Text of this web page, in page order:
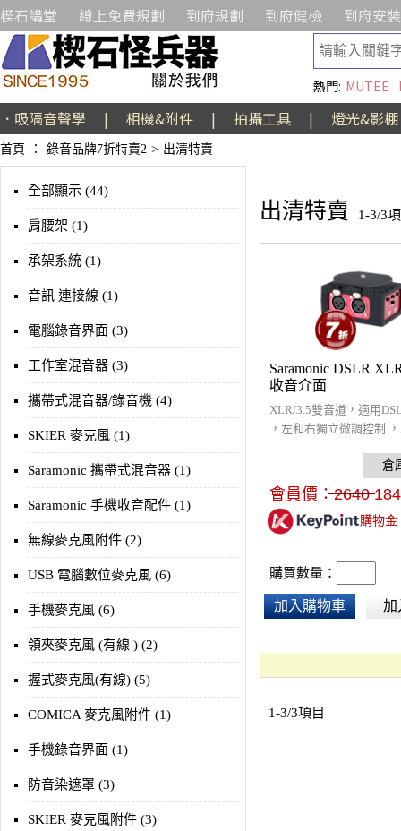
楔石講堂 線上免費規劃 到府規劃 到府健檢 到府安裝
熱門: MUTEE
．吸隔音聲學 | 相機&附件 | 拍攝工具 | 燈光&影棚
首頁 ： 錄音品牌7折特賣2 > 出清特賣
全部顯示 (44)
肩腰架 (1)
承架系統 (1)
音訊 連接線 (1)
電腦錄音界面 (3)
工作室混音器 (3)
攜帶式混音器/錄音機 (4)
SKIER 麥克風 (1)
Saramonic 攜帶式混音器 (1)
Saramonic 手機收音配件 (1)
無線麥克風附件 (2)
USB 電腦數位麥克風 (6)
手機麥克風 (6)
領夾麥克風 (有線 ) (2)
握式麥克風(有線) (5)
COMICA 麥克風附件 (1)
手機錄音界面 (1)
防音染遮罩 (3)
SKIER 麥克風附件 (3)
出清特賣 1-3/3
Saramonic DSLR
收音介面
XLR/3.5雙音道，適用
，左和右獨立微調控制
會員價：2640
購物金
購買數量：
加入購物車 加
1-3/3項目